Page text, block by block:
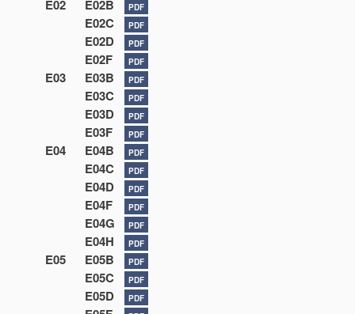
E02 E02B PDF
E02C PDF
E02D PDF
E02F PDF
E03 E03B PDF
E03C PDF
E03D PDF
E03F PDF
E04 E04B PDF
E04C PDF
E04D PDF
E04F PDF
E04G PDF
E04H PDF
E05 E05B PDF
E05C PDF
E05D PDF